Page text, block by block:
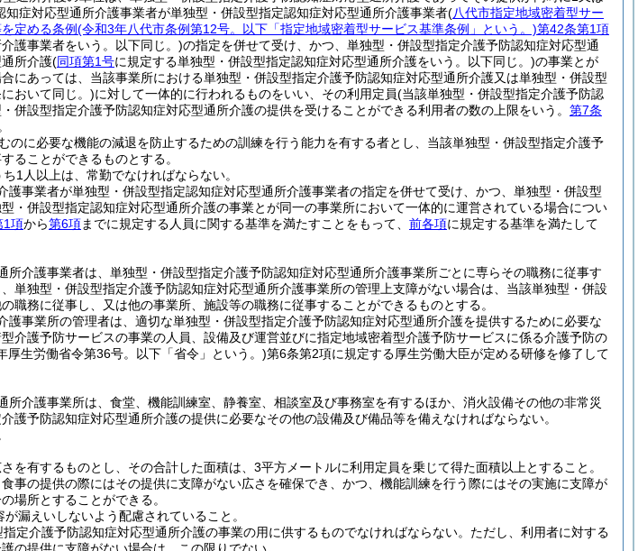
症対応型通所介護事業者が単独型・併設型指定認知症対応型通所介護事業者(八代市指定地域密着型サー
定める条例(令和3年八代市条例第12号。以下「指定地域密着型サービス基準条例」という。)第42条第1項
護事業者をいう。以下同じ。)の指定を併せて受け、かつ、単独型・併設型指定介護予防認知症対応型通
所介護(同項第1号に規定する単独型・併設型指定認知症対応型通所介護をいう。以下同じ。)の事業とが
にあっては、当該事業所における単独型・併設型指定介護予防認知症対応型通所介護又は単独型・併設型
おいて同じ。)に対して一体的に行われるものをいい、その利用定員(当該単独型・併設型指定介護予防認
併設型指定介護予防認知症対応型通所介護の提供を受けることができる利用者の数の上限をいう。 第7条
のに必要な機能の減退を防止するための訓練を行う能力を有する者とし、当該単独型・併設型指定介護予
ることができるものとする。
1人以上は、常勤でなければならない。
事業者が単独型・併設型指定認知症対応型通所介護事業者の指定を併せて受け、かつ、単独型・併設型
・併設型指定認知症対応型通所介護の事業とが同一の事業所において一体的に運営されている場合につい
1項から第6項までに規定する人員に関する基準を満たすことをもって、 前各項に規定する基準を満たして
所介護事業者は、単独型・併設型指定介護予防認知症対応型通所介護事業所ごとに専らその職務に従事す
単独型・併設型指定介護予防認知症対応型通所介護事業所の管理上支障がない場合は、当該単独型・併設
職務に従事し、又は他の事業所、施設等の職務に従事することができるものとする。
事業所の管理者は、適切な単独型・併設型指定介護予防認知症対応型通所介護を提供するために必要な
介護予防サービスの事業の人員、設備及び運営並びに指定地域密着型介護予防サービスに係る介護予防の
厚生労働省令第36号。以下「省令」という。)第6条第2項に規定する厚生労働大臣が定める研修を修了して
所介護事業所は、食堂、機能訓練室、静養室、相談室及び事務室を有するほか、消火設備その他の非常災
護予防認知症対応型通所介護の提供に必要なその他の設備及び備品等を備えなければならない。
を有するものとし、その合計した面積は、3平方メートルに利用定員を乗じて得た面積以上とすること。
事の提供の際にはその提供に支障がない広さを確保でき、かつ、機能訓練を行う際にはその実施に支障が
場所とすることができる。
漏えいしないよう配慮されていること。
定介護予防認知症対応型通所介護の事業の用に供するものでなければならない。 ただし、利用者に対する